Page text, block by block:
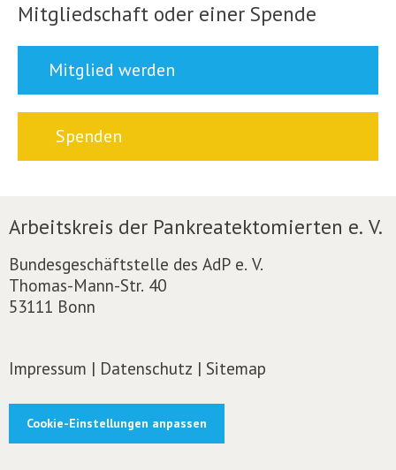
Mitgliedschaft oder einer Spende
Mitglied werden
Spenden
Arbeitskreis der Pankreatektomierten e. V.
Bundesgeschäftstelle des AdP e. V.
Thomas-Mann-Str. 40
53111 Bonn
Impressum | Datenschutz | Sitemap
Cookie-Einstellungen anpassen